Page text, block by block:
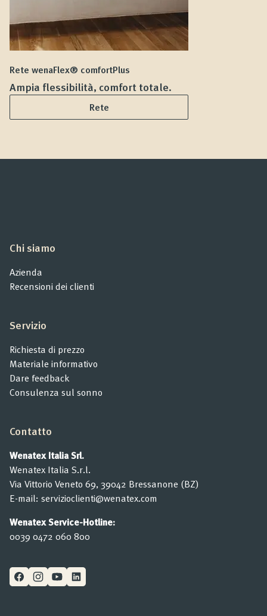
Rete wenaFlex® comfortPlus
Ampia flessibilità, comfort totale.
Rete
Chi siamo
Azienda
Recensioni dei clienti
Servizio
Richiesta di prezzo
Materiale informativo
Dare feedback
Consulenza sul sonno
Contatto
Wenatex Italia Srl.
Wenatex Italia S.r.l.
Via Vittorio Veneto 69, 39042 Bressanone (BZ)
E-mail: servizioclienti@wenatex.com
Wenatex Service-Hotline:
0039 0472 060 800